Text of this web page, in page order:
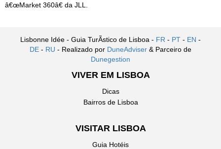
â€œMarket 360â€ da JLL.
Lisbonne Idée - Guia TurÃ­stico de Lisboa - FR - PT - EN -
DE - RU - Realizado por DuneAdviser & Parceiro de
Dunegestion
VIVER EM LISBOA
Dicas
Bairros de Lisboa
VISITAR LISBOA
Guia Hotéis